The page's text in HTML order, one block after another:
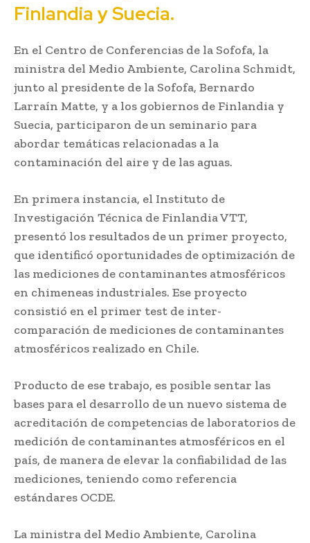
Finlandia y Suecia.
En el Centro de Conferencias de la Sofofa, la
ministra del Medio Ambiente, Carolina Schmidt,
junto al presidente de la Sofofa, Bernardo
Larraín Matte, y a los gobiernos de Finlandia y
Suecia, participaron de un seminario para
abordar temáticas relacionadas a la
contaminación del aire y de las aguas.
En primera instancia, el Instituto de
Investigación Técnica de Finlandia VTT,
presentó los resultados de un primer proyecto,
que identificó oportunidades de optimización de
las mediciones de contaminantes atmosféricos
en chimeneas industriales. Ese proyecto
consistió en el primer test de inter-
comparación de mediciones de contaminantes
atmosféricos realizado en Chile.
Producto de ese trabajo, es posible sentar las
bases para el desarrollo de un nuevo sistema de
acreditación de competencias de laboratorios de
medición de contaminantes atmosféricos en el
país, de manera de elevar la confiabilidad de las
mediciones, teniendo como referencia
estándares OCDE.
La ministra del Medio Ambiente, Carolina